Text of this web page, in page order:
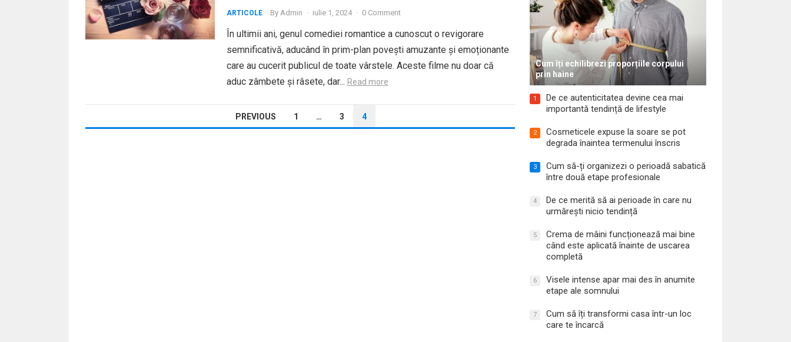
ARTICOLE By Admin · iulie 1, 2024 · 0 Comment
În ultimii ani, genul comediei romantice a cunoscut o revigorare
semnificativă, aducând în prim-plan povești amuzante și emoționante
care au cucerit publicul de toate vârstele. Aceste filme nu doar că
aduc zâmbete și râsete, dar... Read more
ARTICOLE
PREVIOUS 1 … 3 4
Cum îți echilibrezi proporțiile corpului
prin haine
1
De ce autenticitatea devine cea mai
importantă tendință de lifestyle
2
Cosmeticele expuse la soare se pot
degrada înaintea termenului înscris
3
Cum să-ți organizezi o perioadă sabatică
între două etape profesionale
4
De ce merită să ai perioade în care nu
urmărești nicio tendință
5
Crema de mâini funcționează mai bine
când este aplicată înainte de uscarea
completă
6
Visele intense apar mai des în anumite
etape ale somnului
7
Cum să îți transformi casa într-un loc
care te încarcă